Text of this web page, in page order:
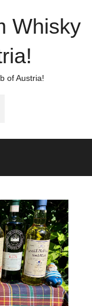
Whisky
of Austria!